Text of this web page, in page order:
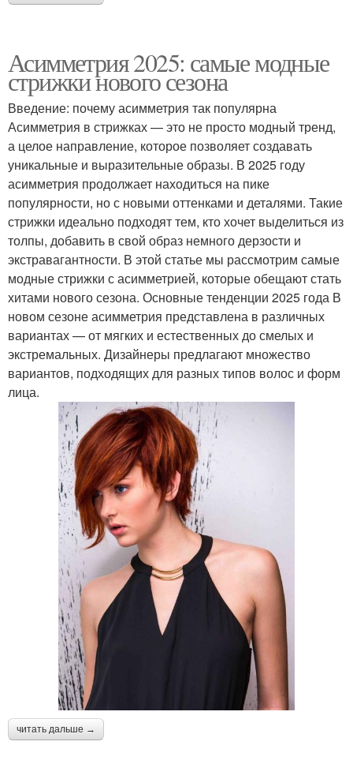
Асимметрия 2025: самые модные
стрижки нового сезона
Введение: почему асимметрия так популярна
Асимметрия в стрижках — это не просто модный тренд,
а целое направление, которое позволяет создавать
уникальные и выразительные образы. В 2025 году
асимметрия продолжает находиться на пике
популярности, но с новыми оттенками и деталями. Такие
стрижки идеально подходят тем, кто хочет выделиться из
толпы, добавить в свой образ немного дерзости и
экстравагантности. В этой статье мы рассмотрим самые
модные стрижки с асимметрией, которые обещают стать
хитами нового сезона. Основные тенденции 2025 года В
новом сезоне асимметрия представлена в различных
вариантах — от мягких и естественных до смелых и
экстремальных. Дизайнеры предлагают множество
вариантов, подходящих для разных типов волос и форм
лица.
читать дальше →